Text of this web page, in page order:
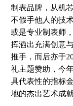
制表品牌，从机
不假手他人的技
或是专业制表师
挥洒出充满创意
推手，而后亦于
礼主题赞助，今
具代表性的指标
地的杰出艺术成